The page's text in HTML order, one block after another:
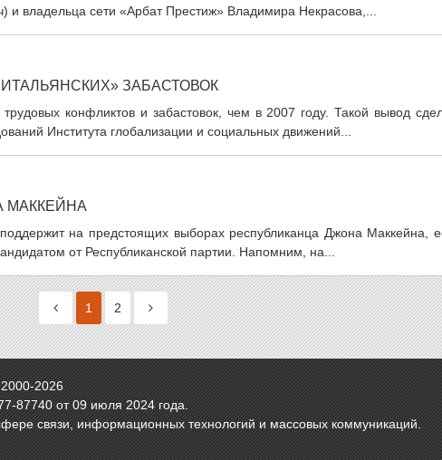
владельца сети «Арбат Престиж» Владимира Некрасова,...
ЗАБАСТОВОК
конфликтов и забастовок, чем в 2007 году. Такой вывод
Института глобализации и социальных движений...
на предстоящих выборах республиканца Джона Маккейна,
от Республиканской партии. Напомним, на...
1 2
2000-2026
87740 от 09 июля 2024 года.
связи, информационных технологий и массовых коммуникаций.